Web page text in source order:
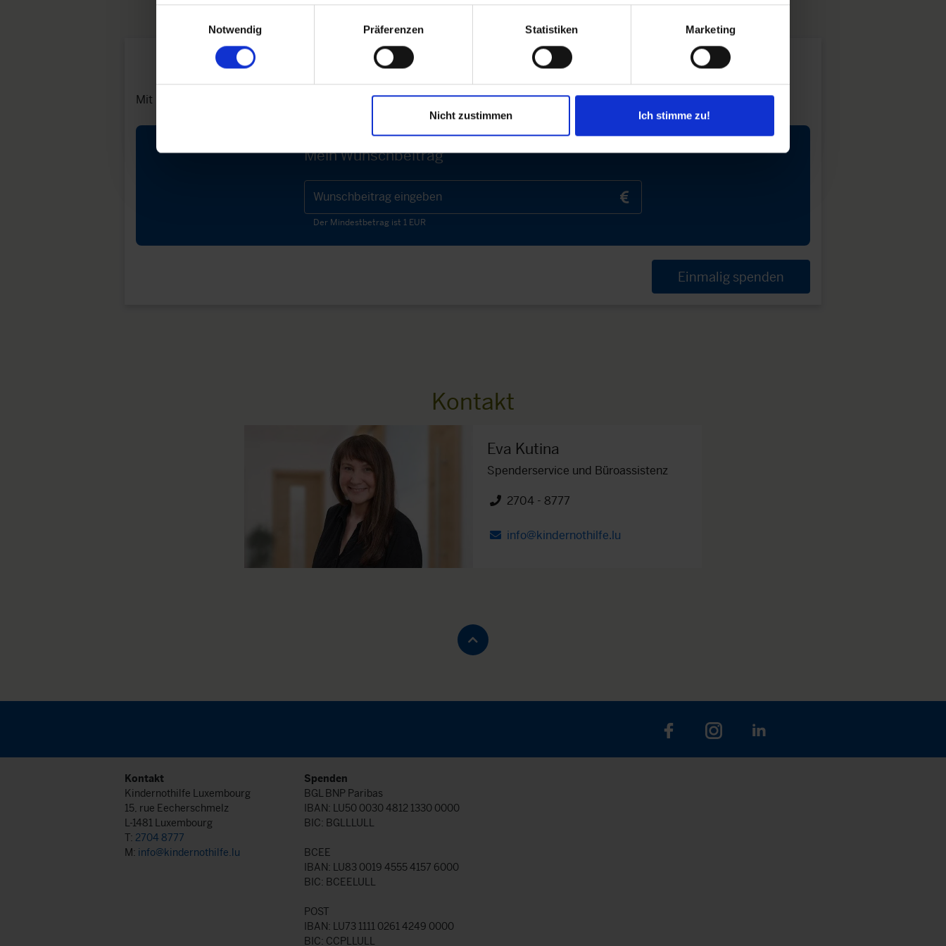
Notwendig
Präferenzen Statistiken Marketing
Nicht zustimmen Ich stimme zu!
Jetzt online spenden!
Mit Ihrer Spende tragen Sie zur Ernährungssicherung von notleidenden Kindern in Sambia bei.
Mein Wunschbeitrag
Wunschbeitrag eingeben
Der Mindestbetrag ist 1 EUR
Einmalig spenden
Kontakt
Eva Kutina
Spenderservice und Büroassistenz
Telefon")
2704 - 8777
info@kindernothilfe.lu
Kontakt
Kindernothilfe Luxembourg
15, rue Eecherschmelz
L-1481 Luxembourg
T: 2704 8777
M: info@kindernothilfe.lu
Spenden
BGL BNP Paribas
IBAN: LU50 0030 4812 1330 0000
BIC: BGLLLULL
BCEE
IBAN: LU83 0019 4555 4157 6000
BIC: BCEELULL
POST
IBAN: LU73 1111 0261 4249 0000
BIC: CCPLLULL